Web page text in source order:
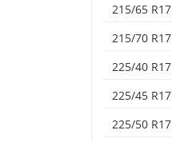
215/65 R17
215/70 R17
225/40 R17
225/45 R17
225/50 R17